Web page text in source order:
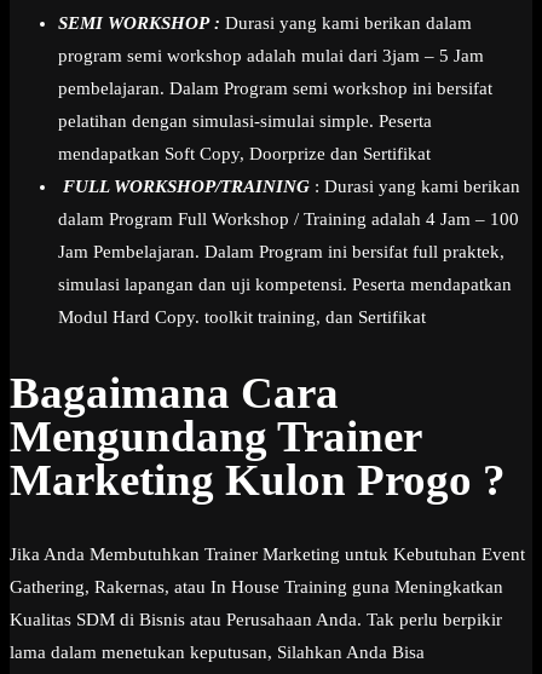
SEMI WORKSHOP : Durasi yang kami berikan dalam
program semi workshop adalah mulai dari 3jam – 5 Jam
pembelajaran. Dalam Program semi workshop ini bersifat
pelatihan dengan simulasi-simulai simple. Peserta
mendapatkan Soft Copy, Doorprize dan Sertifikat
FULL WORKSHOP/TRAINING : Durasi yang kami berikan
dalam Program Full Workshop / Training adalah 4 Jam – 100
Jam Pembelajaran. Dalam Program ini bersifat full praktek,
simulasi lapangan dan uji kompetensi. Peserta mendapatkan
Modul Hard Copy. toolkit training, dan Sertifikat
Bagaimana Cara
Mengundang Trainer
Marketing Kulon Progo ?
Jika Anda Membutuhkan Trainer Marketing untuk Kebutuhan Event
Gathering, Rakernas, atau In House Training guna Meningkatkan
Kualitas SDM di Bisnis atau Perusahaan Anda. Tak perlu berpikir
lama dalam menetukan keputusan, Silahkan Anda Bisa